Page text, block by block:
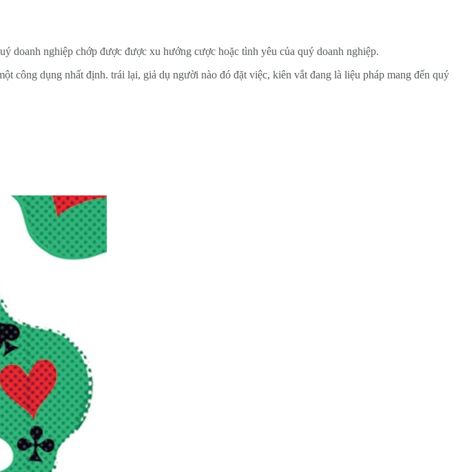
doanh nghiệp chớp được được xu hướng cược hoặc tình yêu của quý doanh nghiệp.
công dụng nhất định. trái lại, giả dụ người nào đó đặt việc, kiên vắt đang là liệu pháp mang đến quý